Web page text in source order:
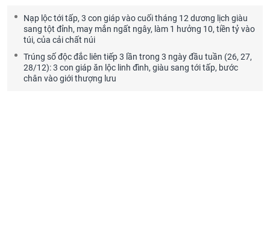
Nạp lộc tới tấp, 3 con giáp vào cuối tháng 12 dương lịch giàu
sang tột đỉnh, may mắn ngất ngây, làm 1 hưởng 10, tiền tỷ vào
túi, của cải chất núi
Trúng số độc đắc liên tiếp 3 lần trong 3 ngày đầu tuần (26, 27,
28/12): 3 con giáp ăn lộc linh đình, giàu sang tới tấp, bước
chân vào giới thượng lưu